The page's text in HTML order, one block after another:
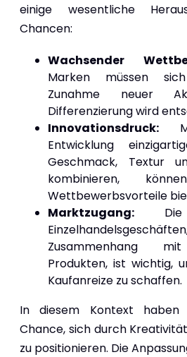
einige wesentliche
Chancen:
Wachsender
Marken müssen
Zunahme neuer
Differenzierung wird
Innovationsdruck:
Entwicklung
Geschmack, Textur
kombinieren,
Wettbewerbsvorteile
Marktzugang: Die
Zusammenhang
Produkten, ist wichtig,
Kaufanreize zu schaffen.
In diesem Kontext
Chance, sich durch
zu positionieren. Die